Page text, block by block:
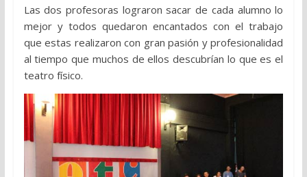
Las dos profesoras lograron sacar de cada alumno lo
mejor y todos quedaron encantados con el trabajo
que estas realizaron con gran pasión y profesionalidad
al tiempo que muchos de ellos descubrían lo que es el
teatro físico.